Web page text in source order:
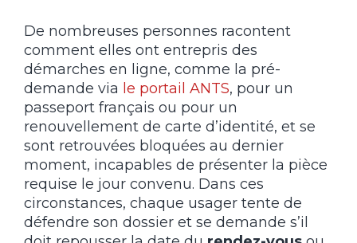
De nombreuses personnes racontent
comment elles ont entrepris des
démarches en ligne, comme la pré-
demande via le portail ANTS, pour un
passeport français ou pour un
renouvellement de carte d’identité, et se
sont retrouvées bloquées au dernier
moment, incapables de présenter la pièce
requise le jour convenu. Dans ces
circonstances, chaque usager tente de
défendre son dossier et se demande s’il